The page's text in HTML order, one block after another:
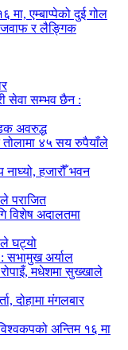
मा, एम्बाप्पेको दुई गोल
जवाफ र लैङ्गिक
सेवा सम्भव छैन :
अवरुद्ध
तोलामा ४५ सय रुपैयाँले
हजारौँ भवन
पराजित
विशेष अदालतमा
घट्यो
सभामुख अर्याल
मधेशमा सुख्खाले
दोहामा मंगलबार
अन्तिम १६ मा